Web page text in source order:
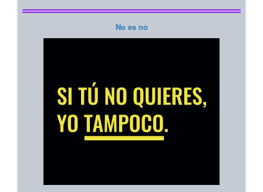
No es no